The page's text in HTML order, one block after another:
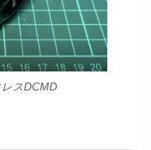
スDCMD